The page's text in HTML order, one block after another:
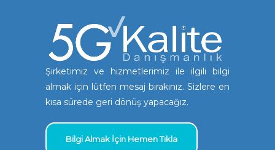
Şirketimiz ve hizmetlerimiz ile ilgili bilgi
almak için lütfen mesaj bırakınız. Sizlere en
kısa sürede geri dönüş yapacağız.
Bilgi Almak İçin Hemen Tıkla